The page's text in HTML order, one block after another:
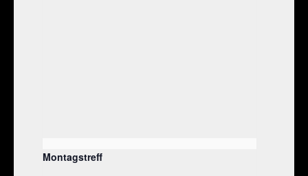
Montagstreff